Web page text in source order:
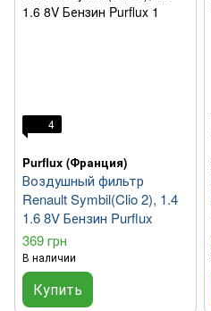
4
Purflux (Франция)
Воздушный фильтр
Renault Symbil(Clio 2), 1.4
1.6 8V Бензин Purflux
369 грн
В наличии
Купить